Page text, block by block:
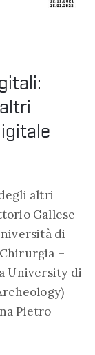
altri
Gallese
di
–
University di
Pietro